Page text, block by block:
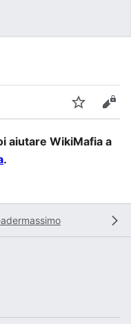
Segui
aiutare WikiMafia a
.